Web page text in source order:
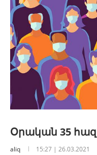
Օրական 35
aliq 15:27 | 26.03.2021